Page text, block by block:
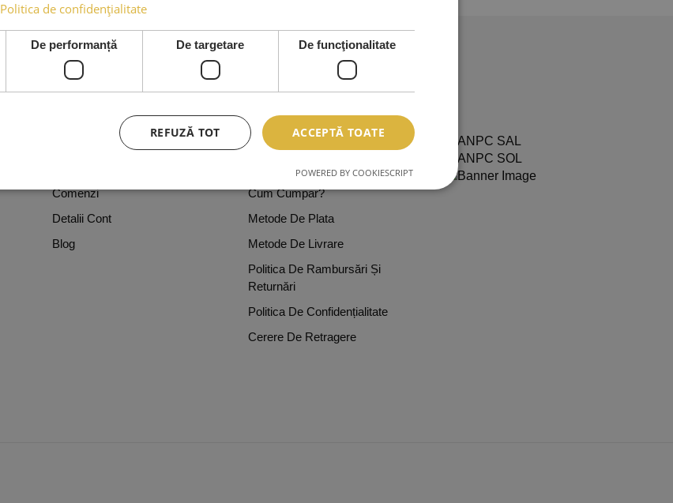
SERVICII CLIENTI
Comenzi
Detalii Cont
Blog
INFO LEGAL
Termeni Si Conditii
Cum Cumpar?
Metode De Plata
Metode De Livrare
Politica De Rambursări Și
Returnări
Politica De Confidențialitate
Cerere De Retragere
Politica de confidențialitate
De performanță De targetare De funcţionalitate
ACCEPTĂ TOATE
REFUZĂ TOT
POWERED BY COOKIESCRIPT